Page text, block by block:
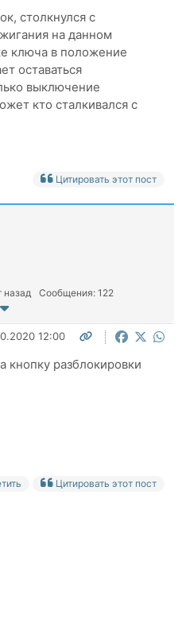
столкнулся с
на данном
ключа в положение
оставаться
выключение
кто сталкивался с
Цитировать этот пост
назад Сообщения: 122
12:00
разблокировки
Цитировать этот пост